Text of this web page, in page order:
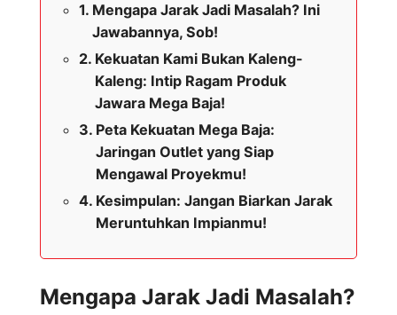
Mengapa Jarak Jadi Masalah? Ini
Jawabannya, Sob!
Kekuatan Kami Bukan Kaleng-
Kaleng: Intip Ragam Produk
Jawara Mega Baja!
Peta Kekuatan Mega Baja:
Jaringan Outlet yang Siap
Mengawal Proyekmu!
Kesimpulan: Jangan Biarkan Jarak
Meruntuhkan Impianmu!
Mengapa Jarak Jadi Masalah?